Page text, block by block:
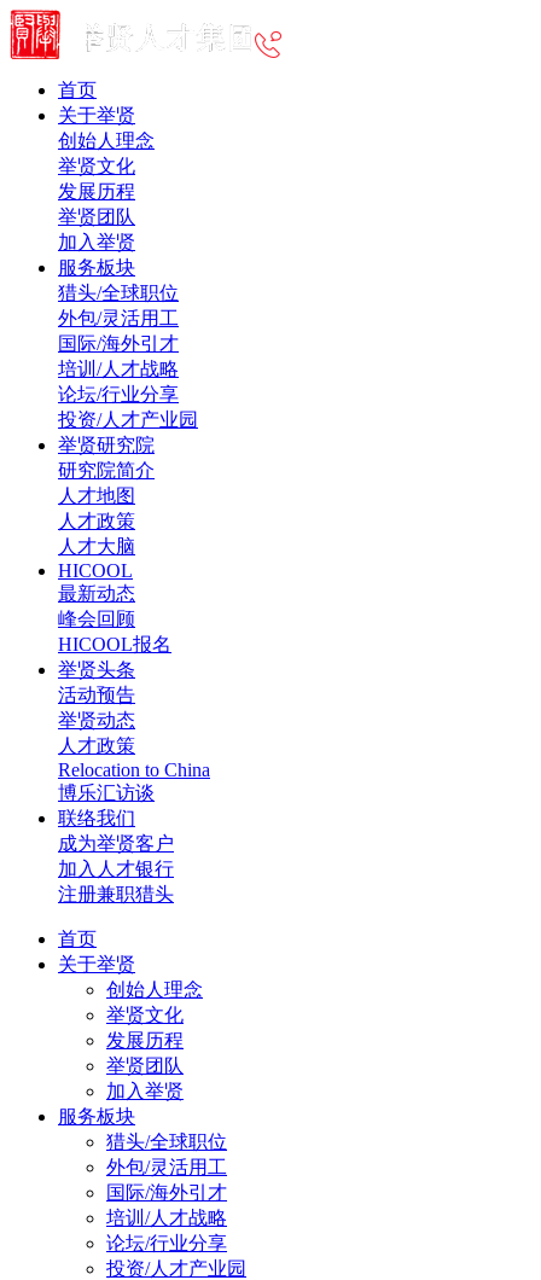
首页
关于举贤
创始人理念
举贤文化
发展历程
举贤团队
加入举贤
服务板块
猎头/全球职位
外包/灵活用工
国际/海外引才
培训/人才战略
论坛/行业分享
投资/人才产业园
举贤研究院
研究院简介
人才地图
人才政策
人才大脑
HICOOL
最新动态
峰会回顾
HICOOL报名
举贤头条
活动预告
举贤动态
人才政策
Relocation to China
博乐汇访谈
联络我们
成为举贤客户
加入人才银行
注册兼职猎头
首页
关于举贤
创始人理念
举贤文化
发展历程
举贤团队
加入举贤
服务板块
猎头/全球职位
外包/灵活用工
国际/海外引才
培训/人才战略
论坛/行业分享
投资/人才产业园